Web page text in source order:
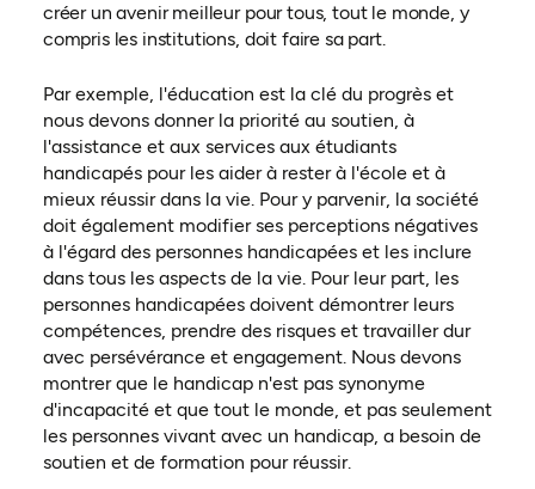
créer un avenir meilleur pour tous, tout le monde, y
compris les institutions, doit faire sa part.
Par exemple, l'éducation est la clé du progrès et
nous devons donner la priorité au soutien, à
l'assistance et aux services aux étudiants
handicapés pour les aider à rester à l'école et à
mieux réussir dans la vie. Pour y parvenir, la société
doit également modifier ses perceptions négatives
à l'égard des personnes handicapées et les inclure
dans tous les aspects de la vie. Pour leur part, les
personnes handicapées doivent démontrer leurs
compétences, prendre des risques et travailler dur
avec persévérance et engagement. Nous devons
montrer que le handicap n'est pas synonyme
d'incapacité et que tout le monde, et pas seulement
les personnes vivant avec un handicap, a besoin de
soutien et de formation pour réussir.